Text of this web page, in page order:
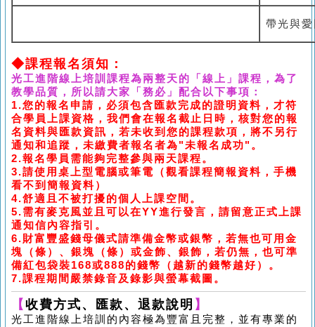
帶光與
◆課程報名須知：
光工進階線上培訓課程為兩整天的「線上」課程，為了
教學品質，所以請大家「務必」配合以下事項：
1.您的報名申請，必須包含匯款完成的證明資料，才符
合學員上課資格，我們會在報名截止日時，核對您的報
名資料與匯款資訊，若未收到您的課程款項，將不另行
通知和追蹤，未繳費者報名者為"未報名成功"。
2.報名學員需能夠完整參與兩天課程。
3.請使用桌上型電腦或筆電 （觀看課程簡報資料，手機
看不到簡報資料）
4.舒適且不被打擾的個人上課空間。
5.需有麥克風並且可以在YY進行發言，請留意正式上課
通知信內容指引。
6.財富豐盛錢母儀式請準備金幣或銀幣，若無也可用金
塊 （條 ） 、銀塊 （條 ） 或金飾、銀飾，若仍無，也可準
備紅包袋裝168或888的錢幣 （ 越新的錢幣越好） 。
7.課程期間嚴禁錄音及錄影與螢幕截圖。
【 收費方式、匯款、退款說明 】
光工進階線上培訓的內容極為豐富且完整，並有專業的